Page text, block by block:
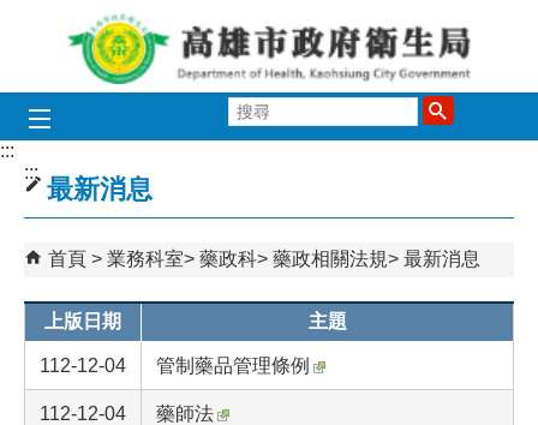
跳到主要內容區塊
尋
:::
:::
最新消息
首頁 業務科室 藥政科 藥政相關法規 最新消息
上版日期 主題
112-12-04 管制藥品管理條例
112-12-04 藥師法